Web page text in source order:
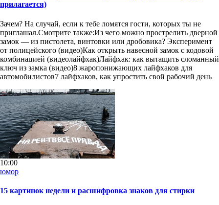
прилагается)
Зачем? На случай, если к тебе ломятся гости, которых ты не
приглашал.Смотрите также:Из чего можно прострелить дверной
замок — из пистолета, винтовки или дробовика? Эксперимент
от полицейского (видео)Как открыть навесной замок с кодовой
комбинацией (видеолайфхак)Лайфхак: как вытащить сломанный
ключ из замка (видео)8 жаропонижающих лайфхаков для
автомобилистов7 лайфхаков, как упростить свой рабочий день
10:00
юмор
15 картинок недели и расшифровка знаков для стирки